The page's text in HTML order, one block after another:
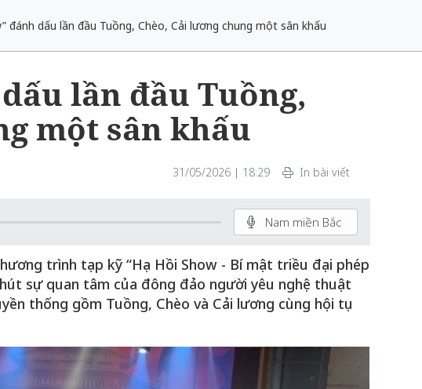
đánh dấu lần đầu Tuồng, Chèo, Cải lương chung một sân khấu
lần đầu Tuồng,
một sân khấu
31/05/2026 | 18:29 In bài viết
Nam miền Bắc
trình tạp kỹ “Hạ Hồi Show - Bí mật triều đại phép
sự quan tâm của đông đảo người yêu nghệ thuật
thống gồm Tuồng, Chèo và Cải lương cùng hội tụ